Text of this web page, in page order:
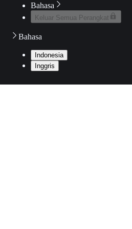
Bahasa
Keluar Semua Perangkat
Bahasa
Indonesia
Inggris